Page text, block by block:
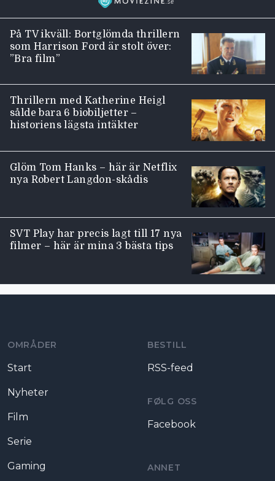
På TV ikväll: Bortglömda thrillern
som Harrison Ford är stolt över:
”Bra film”
Thrillern med Katherine Heigl
sålde bara 6 biobiljetter –
historiens lägsta intäkter
Glöm Tom Hanks – här är Netflix
nya Robert Langdon-skådis
SVT Play har precis lagt till 17 nya
filmer – här är mina 3 bästa tips
OMRÅDER
Start
Nyheter
Film
Serie
Gaming
BESTILL
RSS-feed
FØLG OSS
Facebook
ANNET